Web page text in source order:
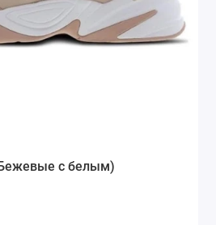
с белым)